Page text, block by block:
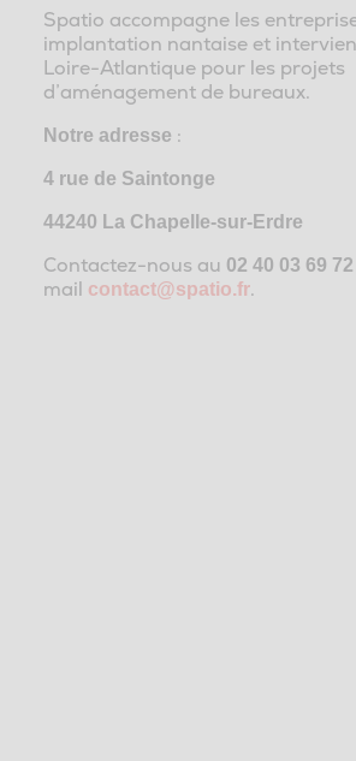
Spatio accompagne les
implantation nantaise et
Loire-Atlantique pour les projets
d’aménagement de bureaux.
Notre adresse :
4 rue de Saintonge
44240 La Chapelle-sur-Erdre
Contactez-nous au 02 40 03 69 72
mail contact@spatio.fr.